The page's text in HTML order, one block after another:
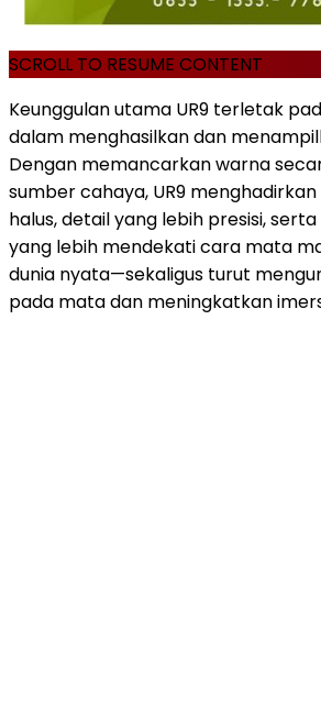
SCROLL TO RESUME CONTENT
Keunggulan utama UR9 terletak
dalam menghasilkan dan
Dengan memancarkan warna
sumber cahaya, UR9
halus, detail yang lebih presisi,
yang lebih mendekati cara mata
dunia nyata—sekaligus turut
pada mata dan meningkatkan